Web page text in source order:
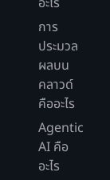
การ
ประมวล
ผลบน
คลาวด์
คืออะไร
Agentic
AI คือ
อะไร